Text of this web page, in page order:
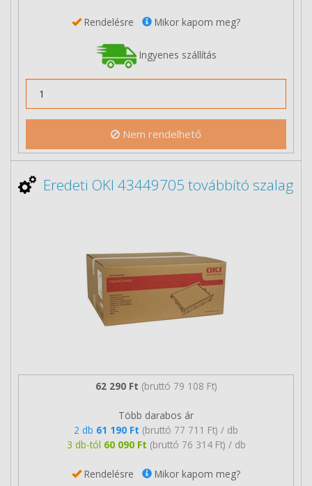
Rendelésre Mikor kapom meg?
Ingyenes szállítás
Nem rendelhető
Eredeti OKI 43449705 továbbító szalag
62 290 Ft (bruttó 79 108 Ft)
Több darabos ár
2 db 61 190 Ft (bruttó 77 711 Ft) / db
3 db-tól 60 090 Ft (bruttó 76 314 Ft) / db
Rendelésre Mikor kapom meg?